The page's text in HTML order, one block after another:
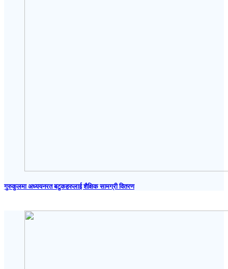
गुरुकुलमा अध्ययनरत बटुकहरुलाई शैक्षिक सामग्री वितरण